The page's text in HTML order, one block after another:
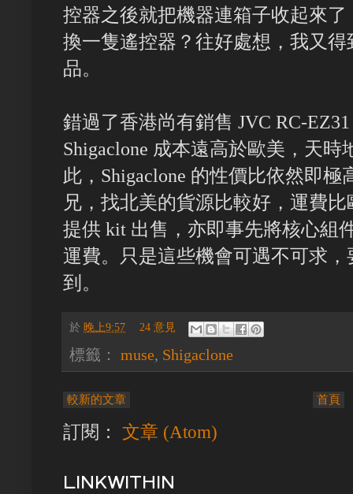
控器之後就把機器連箱子收起來
換一隻遙控器？往好處想，我又
品。
錯過了香港尚有銷售 JVC RC-
Shigaclone 成本遠高於歐美，天
此，Shigaclone 的性價比依然即
兄，找北美的貨源比較好，運費
提供 kit 出售，亦即事先將核心組
運費。只是這些機會可遇不可求
到。
於 晚上9:57 24 意見
標籤： muse, Shigaclone
較新的文章 首頁
訂閱： 文章 (Atom)
LINKWITHIN